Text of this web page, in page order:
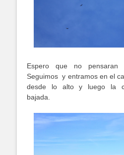
Espero que no
Seguimos y entramos en el
desde lo alto y luego la
bajada.